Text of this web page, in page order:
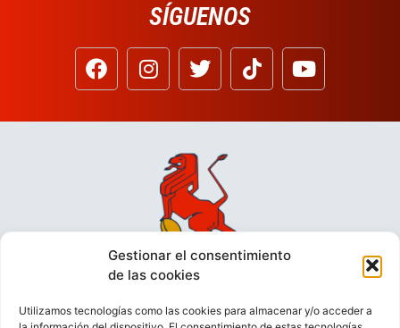
Gestionar el consentimiento
de las cookies
Utilizamos tecnologías como las cookies para almacenar y/o acceder a
SÍGUENOS